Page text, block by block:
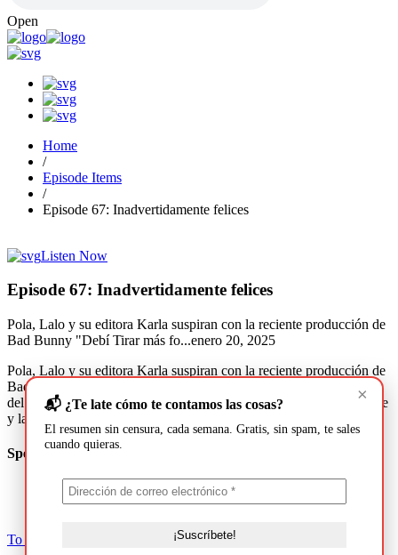
Open
Home
/
Episode Items
/
Episode 67: Inadvertidamente felices
Listen Now
Episode 67: Inadvertidamente felices
Pola, Lalo y su editora Karla suspiran con la reciente producción de
Bad Bunny "Debí Tirar más fo...enero 20, 2025
Pola, Lalo y su editora Karla suspiran con la reciente producción de
Bad Bunny “Debí Tirar más fotos”, analizando diferentes aspectos
del disco y las letras de las canciones; Gentrificación, activismo, arte
y las nuevas generaciones, entre muchos otros. Dele Play y gócelo.
Speakers & Guests
To Top
×
📬 ¿Te late cómo te contamos las cosas?
El resumen sin censura, cada semana. Gratis, sin spam, te sales
cuando quieras.